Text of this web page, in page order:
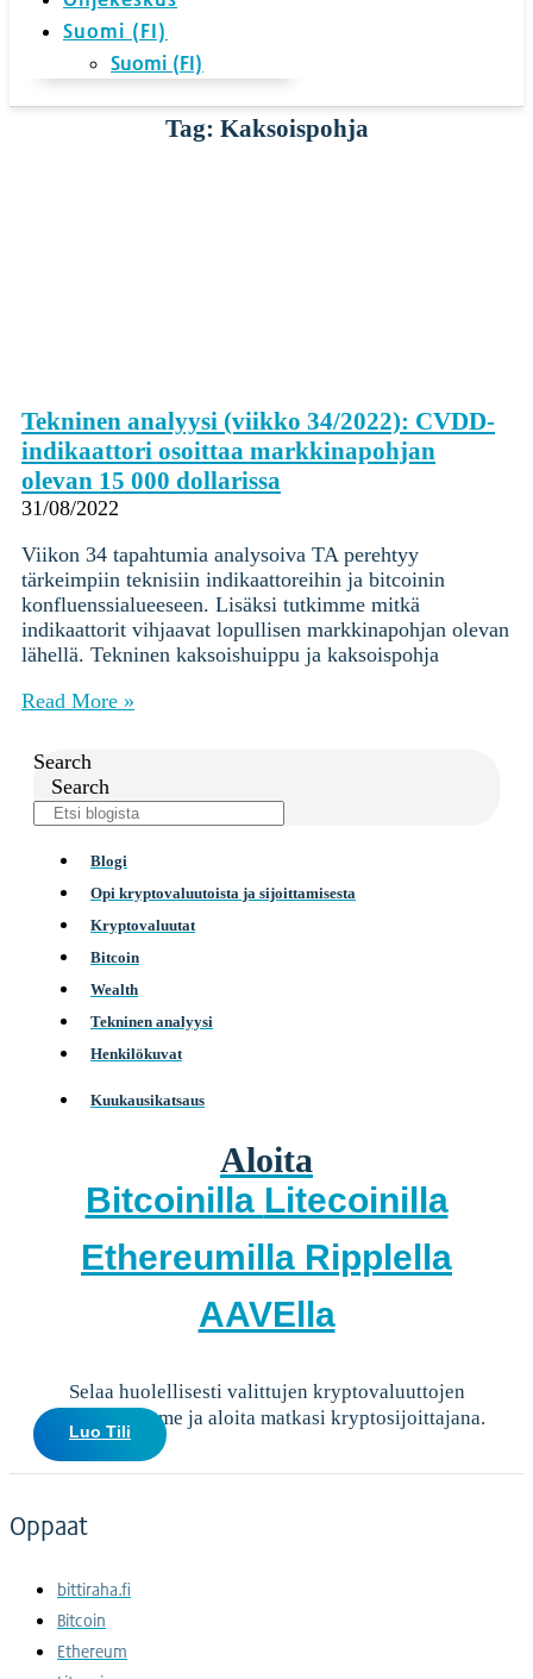
Suomi (FI)
Suomi (FI)
Tag: Kaksoispohja
Tekninen analyysi (viikko 34/2022): CVDD-
indikaattori osoittaa markkinapohjan
olevan 15 000 dollarissa
31/08/2022
Viikon 34 tapahtumia analysoiva TA perehtyy
tärkeimpiin teknisiin indikaattoreihin ja bitcoinin
konfluenssialueeseen. Lisäksi tutkimme mitkä
indikaattorit vihjaavat lopullisen markkinapohjan olevan
lähellä. Tekninen kaksoishuippu ja kaksoispohja
Read More »
Search
Search
Blogi
Opi kryptovaluutoista ja sijoittamisesta
Kryptovaluutat
Bitcoin
Wealth
Tekninen analyysi
Henkilökuvat
Kuukausikatsaus
Aloita
Bitcoinilla Litecoinilla
Ethereumilla Ripplella
AAVElla
Selaa huolellisesti valittujen kryptovaluuttojen
valikoimaamme ja aloita matkasi kryptosijoittajana.
Luo Tili
Oppaat
bittiraha.fi
Bitcoin
Ethereum